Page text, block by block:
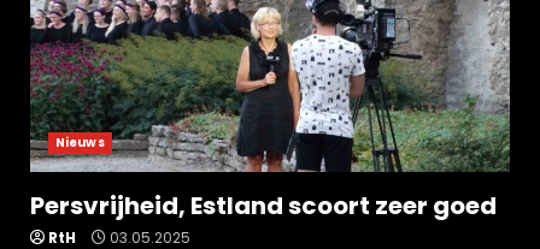
Nieuws
Persvrijheid, Estland scoort zeer goed
RtH 03.05.2025